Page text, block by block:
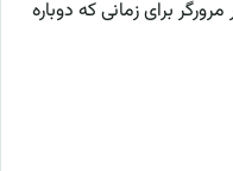
برای زمانی که دوباره